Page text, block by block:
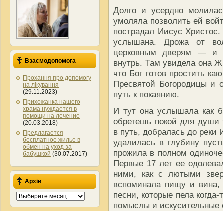
Взаємодопомога
Прохання про допомогу
на лікування
(29.11.2023)
Прихожанка нашего
храма нуждается в
помощи на лечение
(20.03.2018)
Предлагается
бесплатное жилье в
обмен на уход за
бабушкой (30.07.2017)
Архів
Архів
Долго и усердно
умоляла позволить ей
пострадал Иисус
услышана. Дрожа от
церковным дверям — и
внутрь. Там увидела она
что Бог готов простить
Пресвятой Богородицы и
путь к покаянию.
И тут она услышала как
обретешь покой для души
в путь, добралась до реки
удалилась в глубину
прожила в полном
Первые 17 лет ее
ними, как с лютыми
вспоминала пищу и вина,
песни, которые пела
помыслы и